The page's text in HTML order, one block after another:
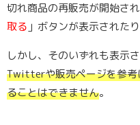
切れ商品の再販売が開始さ
取る 」ボタンが表示されたり
しかし、そのいずれも表示
Twitterや販売ページを参考
ることはできません。